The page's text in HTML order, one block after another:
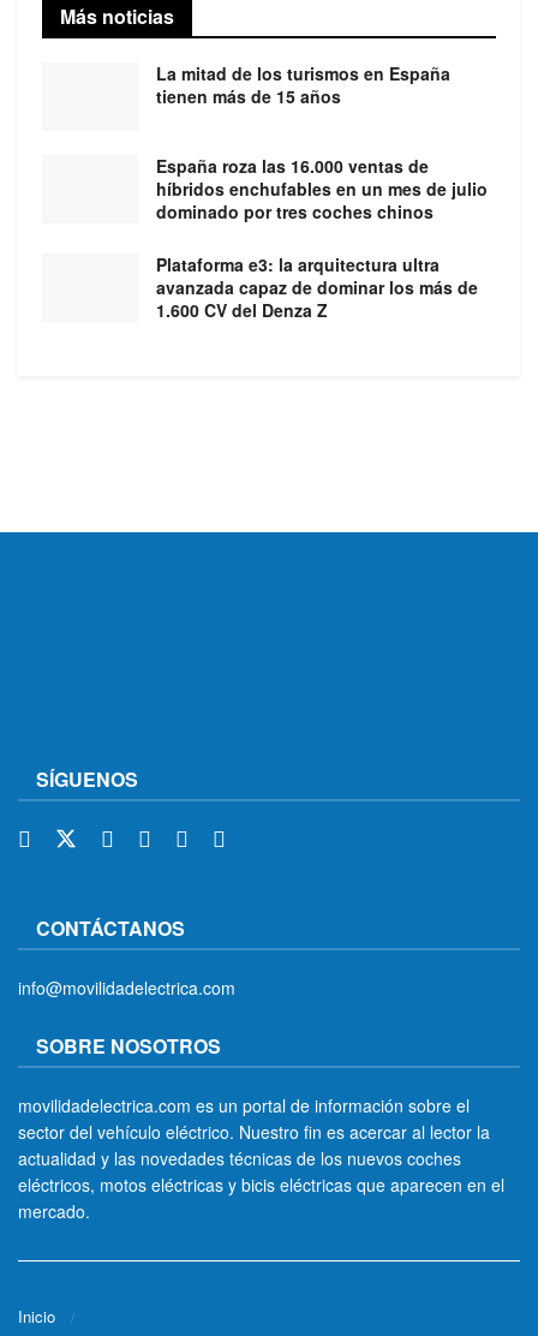
Más noticias
La mitad de los turismos en España
tienen más de 15 años
España roza las 16.000 ventas de
híbridos enchufables en un mes de julio
dominado por tres coches chinos
Plataforma e3: la arquitectura ultra
avanzada capaz de dominar los más de
1.600 CV del Denza Z
SÍGUENOS
CONTÁCTANOS
info@movilidadelectrica.com
SOBRE NOSOTROS
movilidadelectrica.com es un portal de información sobre el
sector del vehículo eléctrico. Nuestro fin es acercar al lector la
actualidad y las novedades técnicas de los nuevos coches
eléctricos, motos eléctricas y bicis eléctricas que aparecen en el
mercado.
Inicio